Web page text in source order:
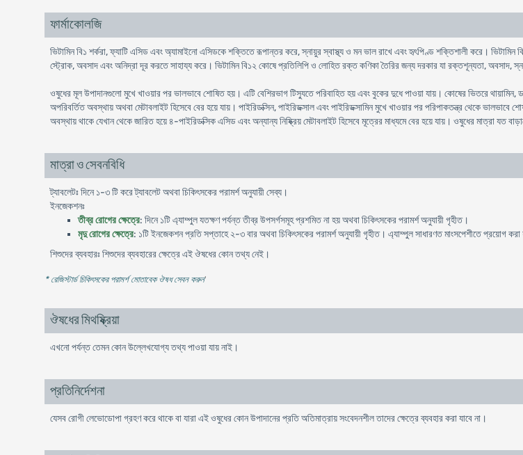
ফার্মাকোলজি
ভিটামিন বি১ শর্করা, ফ্যাটি এসিড এবং অ্যামাইনো এসিডকে শক্তিতে রূপান্তর করে, স্নায়ুর স্বাস্থ্য ও মন ভাল রাখে এবং হৃৎপিণ্ড শক্তিশালী করে।
স্ট্রোক, অবসাদ এবং অনিদ্রা দূর করতে সাহায্য করে। ভিটামিন বি১২ কোষে প্রতিলিপি ও লোহিত রক্ত কণিকা তৈরির জন্য দরকার যা রক্তশূন্যতা, অবসাদ,
ওষুধের মূল উপাদানগুলো মুখে খাওয়ার পর ভালভাবে শোষিত হয়। এটি বেশিরভাগ টিস্যুতে পরিবাহিত হয় এবং বুকের দুধে পাওয়া যায়। কোষের ভিতরে থায়ামিন,
অপরিবর্তিত অবস্থায় অথবা মেটাবলাইট হিসেবে বের হয়ে যায়। পাইরিডক্সিন, পাইরিডক্সাল এবং পাইরিডক্সামিন মুখে খাওয়ার পর পরিপাকতন্ত্র থেকে
অবস্থায় থাকে যেখান থেকে জারিত হয়ে ৪-পাইরিডক্সিক এসিড এবং অন্যান্য নিষ্ক্রিয় মেটাবলাইট হিসেবে মূত্রের মাধ্যমে বের হয়ে যায়। ওষুধের মাত্রা যত
মাত্রা ও সেবনবিধি
ট্যাবলেটঃ দিনে ১-৩ টি করে ট্যাবলেট অথবা চিকিৎসকের পরামর্শ অনুযায়ী সেব্য।
ইনজেকশনঃ
তীব্র রোগের ক্ষেত্রে: দিনে ১টি এ্যাম্পুল যতক্ষণ পর্যন্ত তীব্র উপসর্গসমূহ প্রশমিত না হয় অথবা চিকিৎসকের পরামর্শ অনুযায়ী গৃহীত।
মৃদু রোগের ক্ষেত্রে: ১টি ইনজেকশন প্রতি সপ্তাহে ২-৩ বার অথবা চিকিৎসকের পরামর্শ অনুযায়ী গৃহীত। এ্যাম্পুল সাধারণত মাংসপেশীতে প্রয়োগ করা
শিশুদের ব্যবহারঃ শিশুদের ব্যবহারের ক্ষেত্রে এই ঔষধের কোন তথ্য নেই।
* রেজিস্টার্ড চিকিৎসকের পরামর্শ মোতাবেক ঔষধ সেবন করুন'
ঔষধের মিথষ্ক্রিয়া
এখনো পর্যন্ত তেমন কোন উল্লেখযোগ্য তথ্য পাওয়া যায় নাই।
প্রতিনির্দেশনা
যেসব রোগী লেভোডোপা গ্রহণ করে থাকে বা যারা এই ওষুধের কোন উপাদানের প্রতি অতিমাত্রায় সংবেদনশীল তাদের ক্ষেত্রে ব্যবহার করা যাবে না।